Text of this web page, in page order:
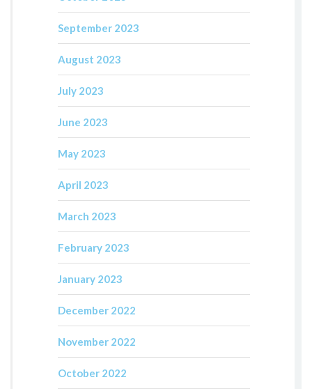
September 2023
August 2023
July 2023
June 2023
May 2023
April 2023
March 2023
February 2023
January 2023
December 2022
November 2022
October 2022